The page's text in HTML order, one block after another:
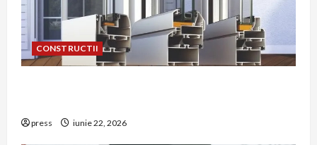
CONSTRUCTII
press iunie 22, 2026